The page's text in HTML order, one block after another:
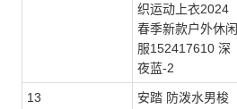
织运动上衣2024
春季新款户外休闲
服152417610 深
夜蓝-2
13
安踏 防泼水男梭